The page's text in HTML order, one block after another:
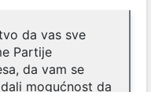
da vas sve
Partije
da vam se
mogućnost da